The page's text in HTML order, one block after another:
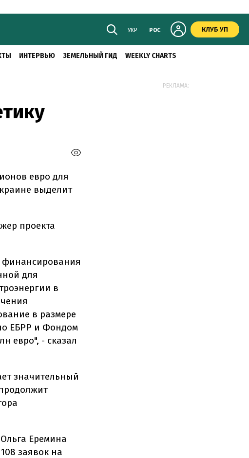
УКР РОС КЛУБ УП
ИНТЕРВЬЮ ЗЕМЕЛЬНЫЙ ГИД WEEKLY CHARTS
евро для
выделит
проекта
для
в
в размере
ЕБРР и Фондом
евро", - сказал
значительный
Еремина
заявок на
РЕКЛАМА: